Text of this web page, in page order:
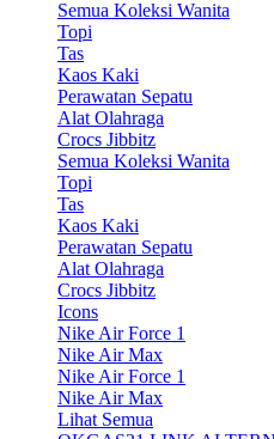
Semua Koleksi Wanita
Topi
Tas
Kaos Kaki
Perawatan Sepatu
Alat Olahraga
Crocs Jibbitz
Semua Koleksi Wanita
Topi
Tas
Kaos Kaki
Perawatan Sepatu
Alat Olahraga
Crocs Jibbitz
Icons
Nike Air Force 1
Nike Air Max
Nike Air Force 1
Nike Air Max
Lihat Semua